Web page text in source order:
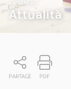
A RICERCA
Attualità
PARTAGE PDF